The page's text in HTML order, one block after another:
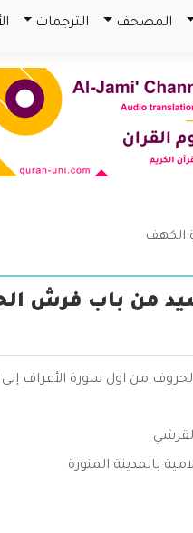
المصحف الترجمات
الكهف
من باب فرش
من اول سورة الأعراف
بالمدينة المنورة